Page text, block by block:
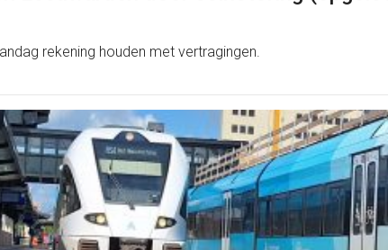
rekening houden met vertragingen.